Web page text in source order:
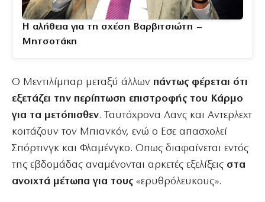
Η αλήθεια για τη σχέση Βαρβιτσιώτη –
Μητσοτάκη
Ο Μεντιλίμπαρ μεταξύ άλλων πάντως φέρεται ότι
εξετάζει την περίπτωση επιστροφής του Κάρμο
για τα μετόπισθεν. Ταυτόχρονα Λανς και Αντερλεχτ
κοιτάζουν τον Μπιανκόν, ενώ ο Εσε απασχολεί
Σπόρτινγκ και Φλαμένγκο. Οπως διαφαίνεται εντός
της εβδομάδας αναμένονται αρκετές εξελίξεις στα
ανοιχτά μέτωπα για τους «ερυθρόλευκους».